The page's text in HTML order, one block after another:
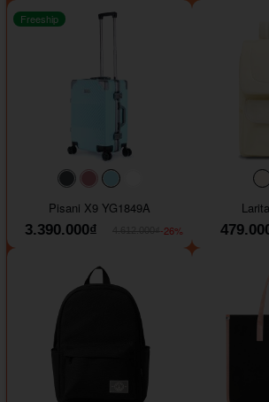
#40454a#b76e79
#9ad8e7
Freeship
Pisani X9 YG1849A
3.390.000₫
-26%